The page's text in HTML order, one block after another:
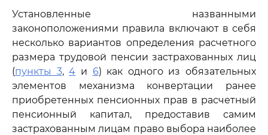
Установленные названными
законоположениями правила включают в себя
несколько вариантов определения расчетного
размера трудовой пенсии застрахованных лиц
(пункты 3,4 и 6) как одного из обязательных
элементов механизма конвертации ранее
приобретенных пенсионных прав в расчетный
пенсионный капитал, предоставив самим
застрахованным лицам право выбора наиболее